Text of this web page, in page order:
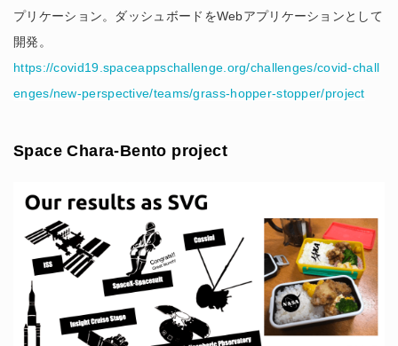
プリケーション。ダッシュボードをWebアプリケーションとして
開発。
https://covid19.spaceappschallenge.org/challenges/covid-chall
enges/new-perspective/teams/grass-hopper-stopper/project
Space Chara-Bento project